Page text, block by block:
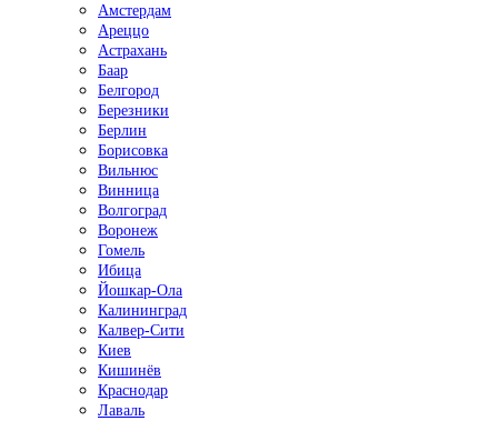
Амстердам
Ареццо
Астрахань
Баар
Белгород
Березники
Берлин
Борисовка
Вильнюс
Винница
Волгоград
Воронеж
Гомель
Ибица
Йошкар-Ола
Калининград
Калвер-Сити
Киев
Кишинёв
Краснодар
Лаваль